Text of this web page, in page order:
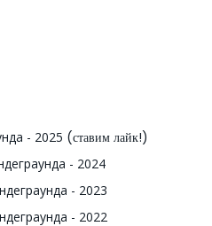
- 2025 (ставим лайк!)
- 2024
- 2023
- 2022